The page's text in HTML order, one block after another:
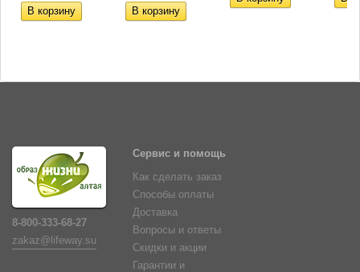
8-800-333-68-27
zakaz@lifeway.su
Сервис и помощь
Как сделать заказ
Способы оплаты
Доставка
Вопросы и ответы
Скидки и акции
Гарантии и